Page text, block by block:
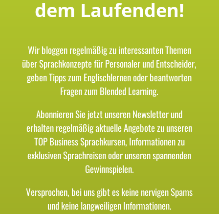
dem Laufenden!
Wir bloggen regelmäßig zu interessanten Themen
über Sprachkonzepte für Personaler und Entscheider,
geben Tipps zum Englischlernen oder beantworten
Fragen zum Blended Learning.
Abonnieren Sie jetzt unseren Newsletter und
erhalten regelmäßig aktuelle Angebote zu unseren
TOP Business Sprachkursen, Informationen zu
exklusiven Sprachreisen oder unseren spannenden
Gewinnspielen.
Versprochen, bei uns gibt es keine nervigen Spams
und keine langweiligen Informationen.